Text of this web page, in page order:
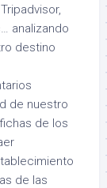
analizando
destino
de nuestro
de los
de las